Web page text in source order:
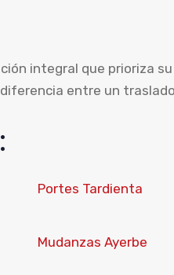
integral que prioriza
entre un
Portes Tardienta
Mudanzas Ayerbe